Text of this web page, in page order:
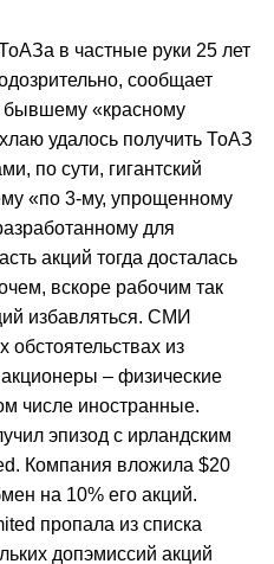
в частные руки 25 лет
сообщает
бывшему «красному
удалось получить ТоАЗ
по сути, гигантский
«по 3-му, упрощенному
для
акций тогда досталась
вскоре рабочим так
избавляться. СМИ
обстоятельствах из
– физические
числе иностранные.
эпизод с ирландским
Компания вложила $20
на 10% его акций.
пропала из списка
допэмиссий акций